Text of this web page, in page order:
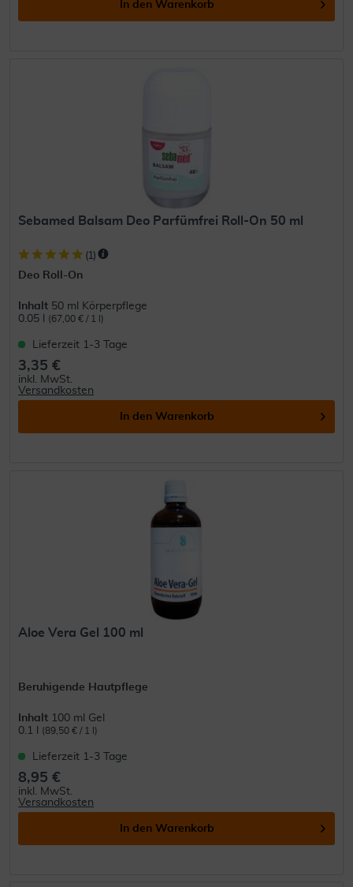
In den Warenkorb
Sebamed Balsam Deo Parfümfrei Roll-On 50 ml
(1)
Deo Roll-On
Inhalt 50 ml Körperpflege
0.05 l
(67,00 € / 1 l)
Lieferzeit 1-3 Tage
3,35 €
inkl. MwSt.
Versandkosten
In den Warenkorb
Aloe Vera Gel 100 ml
Beruhigende Hautpflege
Inhalt 100 ml Gel
0.1 l
(89,50 € / 1 l)
Lieferzeit 1-3 Tage
8,95 €
inkl. MwSt.
Versandkosten
In den Warenkorb